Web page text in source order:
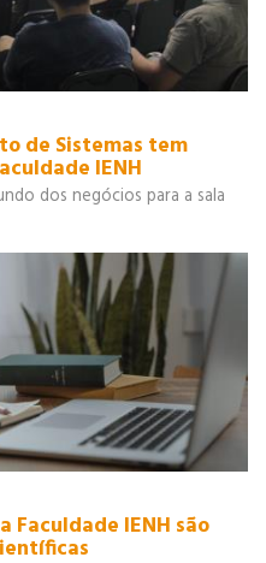
de Sistemas tem
IENH
dos negócios para a sala
IENH são